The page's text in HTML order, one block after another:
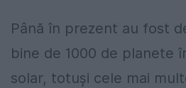
Până în prezent au fost
bine de 1000 de planete
solar, totuşi cele mai